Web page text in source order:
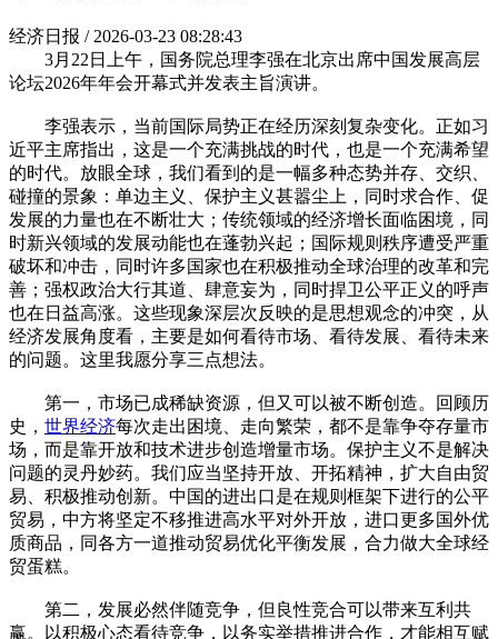
经济日报 / 2026-03-23 08:28:43
3月22日上午，国务院总理李强在北京出席中国发展高层
论坛2026年年会开幕式并发表主旨演讲。
李强表示，当前国际局势正在经历深刻复杂变化。正如习
近平主席指出，这是一个充满挑战的时代，也是一个充满希望
的时代。放眼全球，我们看到的是一幅多种态势并存、交织、
碰撞的景象：单边主义、保护主义甚嚣尘上，同时求合作、促
发展的力量也在不断壮大；传统领域的经济增长面临困境，同
时新兴领域的发展动能也在蓬勃兴起；国际规则秩序遭受严重
破坏和冲击，同时许多国家也在积极推动全球治理的改革和完
善；强权政治大行其道、肆意妄为，同时捍卫公平正义的呼声
也在日益高涨。这些现象深层次反映的是思想观念的冲突，从
经济发展角度看，主要是如何看待市场、看待发展、看待未来
的问题。这里我愿分享三点想法。
第一，市场已成稀缺资源，但又可以被不断创造。回顾历
史， 世界经济每次走出困境、走向繁荣，都不是靠争夺存量市
场，而是靠开放和技术进步创造增量市场。保护主义不是解决
问题的灵丹妙药。我们应当坚持开放、开拓精神，扩大自由贸
易、积极推动创新。中国的进出口是在规则框架下进行的公平
贸易，中方将坚定不移推进高水平对外开放，进口更多国外优
质商品，同各方一道推动贸易优化平衡发展，合力做大全球经
贸蛋糕。
第二，发展必然伴随竞争，但良性竞合可以带来互利共
赢。以积极心态看待竞争，以务实举措推进合作，才能相互赋